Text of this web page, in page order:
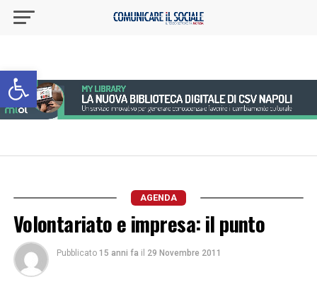
Apri la barra degli strumenti
AGENDA
Volontariato e impresa: il punto
Pubblicato 15 anni fa il 29 Novembre 2011